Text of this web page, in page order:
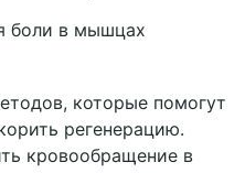
которые помогут
регенерацию.
кровообращение в